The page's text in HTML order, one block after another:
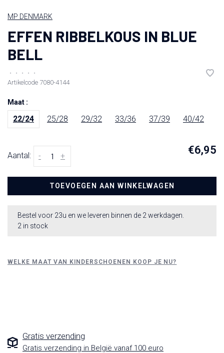
MP DENMARK
EFFEN RIBBELKOUS IN BLUE
BELL
• • • •
•
Artikelcode 7080-4144
Maat :
22/24 25/28 29/32 33/36 37/39 40/42
Aantal: +
- €6,95
TOEVOEGEN AAN WINKELWAGEN
Bestel voor 23u en we leveren binnen de 2 werkdagen.
2 in stock
WELKE MAAT VAN KINDERSCHOENEN KOOP JE NU?
Gratis verzending
Gratis verzending in België vanaf 100 euro